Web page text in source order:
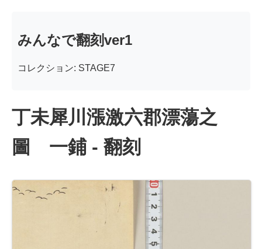
みんなで翻刻ver1
コレクション: STAGE7
丁未犀川漲激六郡漂蕩之
圖 一鋪 - 翻刻